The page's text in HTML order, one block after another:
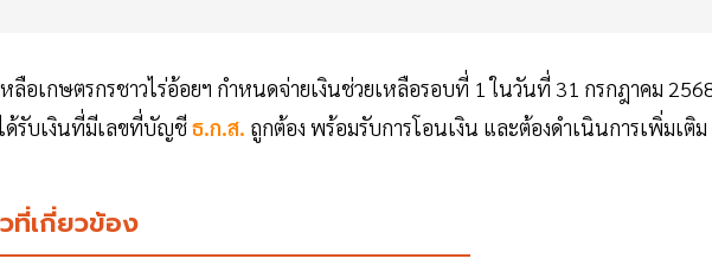
หลือเกษตรกรชาวไร่อ้อยฯ กำหนดจ่ายเงินช่วยเหลือรอบที่ 1 ในวันที่ 31 กรกฎาคม
ด้รับเงินที่มีเลขที่บัญชีธ.ก.ส. ถูกต้อง พร้อมรับการโอนเงิน และต้องดำเนินการเพิ่มเติม
ที่เกี่ยวข้อง